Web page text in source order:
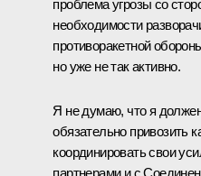
проблема угрозы со
необходимости
противоракетной
но уже не так активно.
Я не думаю, что я
обязательно привозить
координировать свои